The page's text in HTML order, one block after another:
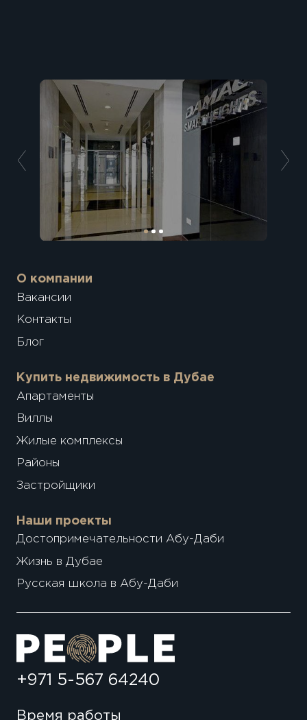
О компании
Вакансии
Контакты
Блог
Купить недвижимость в Дубае
Апартаменты
Виллы
Жилые комплексы
Районы
Застройщики
Наши проекты
Достопримечательности Абу-Даби
Жизнь в Дубае
Русская школа в Абу-Даби
+971 5-567 64240
Время работы